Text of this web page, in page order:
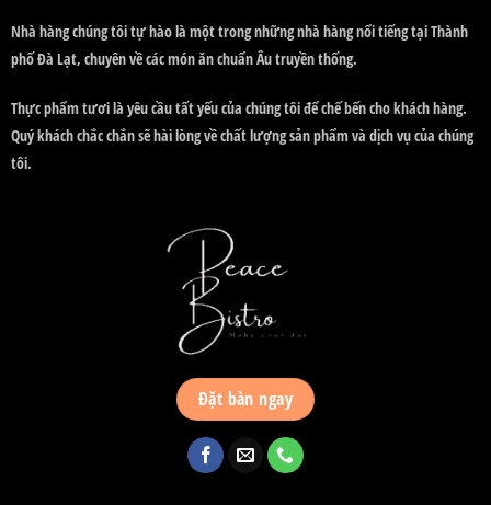
Nhà hàng chúng tôi tự hào là một trong những nhà hàng nổi tiếng tại Thành
phố Đà Lạt, chuyên về các món ăn chuẩn Âu truyền thống.
Thực phẩm tươi là yêu cầu tất yếu của chúng tôi để chế bến cho khách hàng.
Quý khách chắc chắn sẽ hài lòng về chất lượng sản phẩm và dịch vụ của chúng
tôi.
Đặt bàn ngay